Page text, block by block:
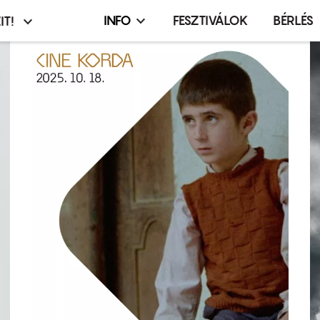
Infó,
esemény,
terembérlés
menü
INFO FESZTIVÁLOK BÉRLÉS